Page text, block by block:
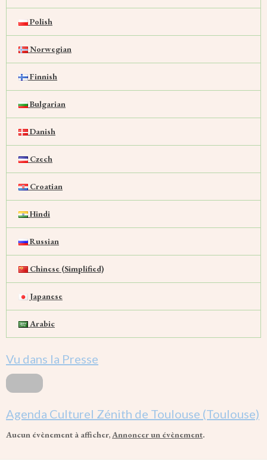
Polish
Norwegian
Finnish
Bulgarian
Danish
Czech
Croatian
Hindi
Russian
Chinese (Simplified)
Japanese
Arabic
Vu dans la Presse
Agenda Culturel Zénith de Toulouse (Toulouse)
Aucun évènement à afficher, Annoncer un évènement.